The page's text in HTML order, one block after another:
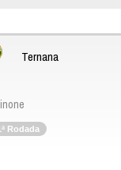
Ternana
Rodada